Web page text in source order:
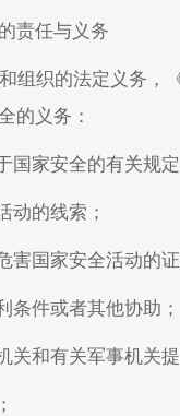
责任与义务
组织的法定义务，
的义务：
国家安全的有关规定
动的线索；
害国家安全活动的证
条件或者其他协助；
关和有关军事机关